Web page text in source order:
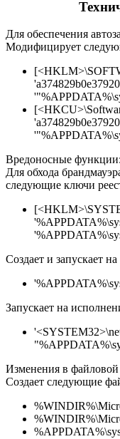
Для обеспечения
Модифицирует
Вредоносные функции:
Для обхода
следующие ключи
Создает и запускает
Запускает на
Изменения в файловой
Создает следующие